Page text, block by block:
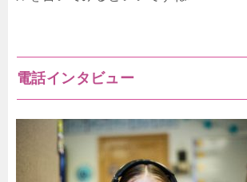
電話インタビュー